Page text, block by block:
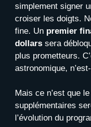
simplement signer
croiser les doigts.
fine. Un premier
dollars sera
plus prometteurs.
astronomique,
Mais ce n’est que
supplémentaires
l’évolution du